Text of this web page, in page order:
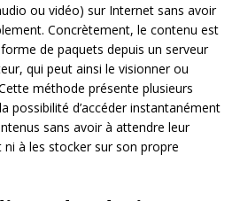
ou vidéo) sur Internet sans avoir
Concrètement, le contenu est
de paquets depuis un serveur
qui peut ainsi le visionner ou
méthode présente plusieurs
possibilité d’accéder instantanément
sans avoir à attendre leur
à les stocker sur son propre